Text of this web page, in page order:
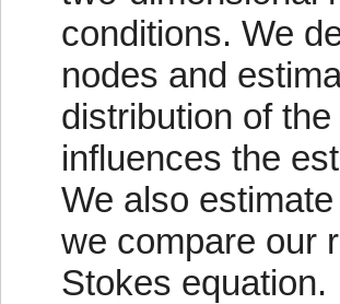
conditions. We
nodes and
distribution of
influences the
We also
we compare our
Stokes equation.